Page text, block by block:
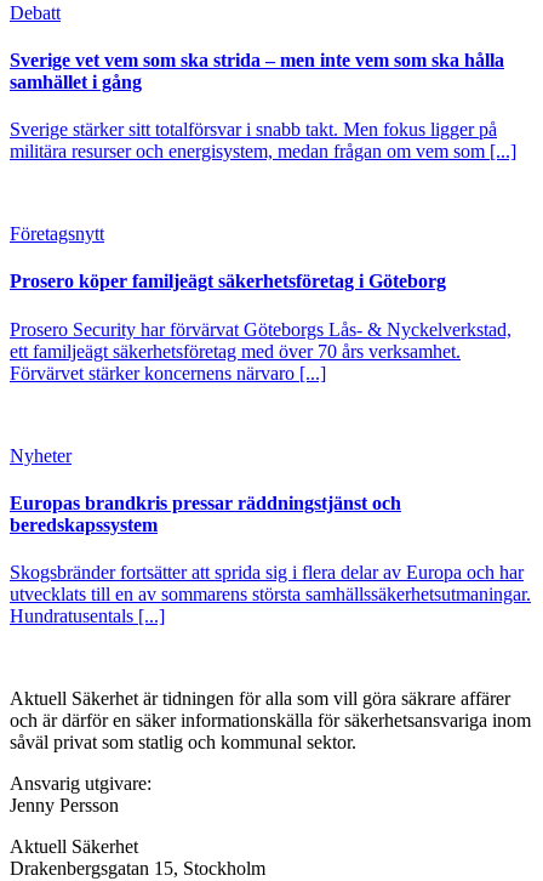
Debatt
Sverige vet vem som ska strida – men inte vem som ska hålla
samhället i gång
Sverige stärker sitt totalförsvar i snabb takt. Men fokus ligger på
militära resurser och energisystem, medan frågan om vem som [...]
Företagsnytt
Prosero köper familjeägt säkerhetsföretag i Göteborg
Prosero Security har förvärvat Göteborgs Lås- & Nyckelverkstad,
ett familjeägt säkerhetsföretag med över 70 års verksamhet.
Förvärvet stärker koncernens närvaro [...]
Nyheter
Europas brandkris pressar räddningstjänst och
beredskapssystem
Skogsbränder fortsätter att sprida sig i flera delar av Europa och har
utvecklats till en av sommarens största samhällssäkerhetsutmaningar.
Hundratusentals [...]
Aktuell Säkerhet är tidningen för alla som vill göra säkrare affärer
och är därför en säker informationskälla för säkerhets­ansvariga inom
såväl privat som statlig och kommunal sektor.
Ansvarig utgivare:
Jenny Persson
Aktuell Säkerhet
Drakenbergsgatan 15, Stockholm